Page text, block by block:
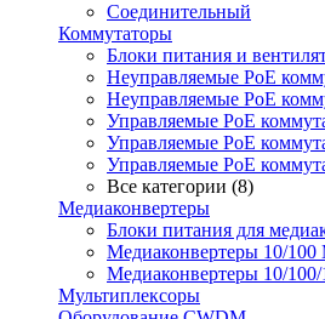
Соединительный
Коммутаторы
Блоки питания и
Неуправляемые PoE
Неуправляемые PoE
Управляемые PoE
Управляемые PoE
Управляемые PoE
Все категории (8)
Медиаконвертеры
Блоки питания для
Медиаконвертеры 10/100
Медиаконвертеры 10/
Мультиплексоры